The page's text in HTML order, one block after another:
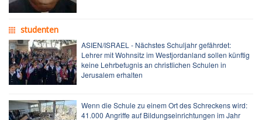
studenten
ASIEN/ISRAEL - Nächstes Schuljahr gefährdet:
Lehrer mit Wohnsitz im Westjordanland sollen künftig
keine Lehrbefugnis an christlichen Schulen in
Jerusalem erhalten
Wenn die Schule zu einem Ort des Schreckens wird:
41.000 Angriffe auf Bildungseinrichtungen im Jahr